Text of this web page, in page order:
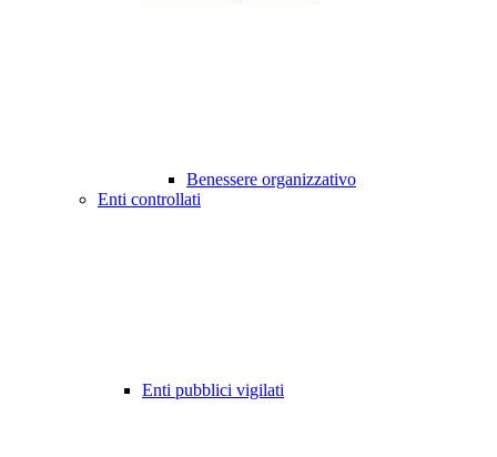
Benessere organizzativo
Enti controllati
Enti pubblici vigilati